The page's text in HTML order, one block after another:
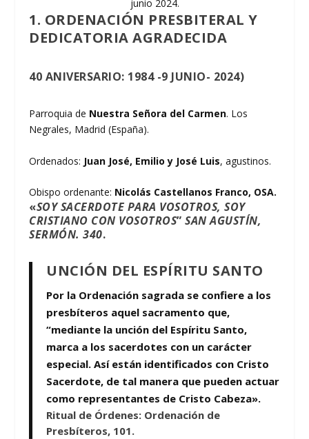
junio 2024.
1. ORDENACIÓN PRESBITERAL Y
DEDICATORIA AGRADECIDA
40 ANIVERSARIO: 1984 -9 JUNIO- 2024)
Parroquia de Nuestra Señora del Carmen. Los
Negrales, Madrid (España).
Ordenados: Juan José, Emilio y José Luis, agustinos.
Obispo ordenante: Nicolás Castellanos Franco, OSA.
«SOY SACERDOTE PARA VOSOTROS, SOY
CRISTIANO CON VOSOTROS”SAN AGUSTÍN,
SERMÓN. 340.
UNCIÓN DEL ESPÍRITU SANTO
Por la Ordenación sagrada se confiere a los
presbíteros aquel sacramento que,
“mediante la unción del Espíritu Santo,
marca a los sacerdotes con un carácter
especial. Así están identificados con Cristo
Sacerdote, de tal manera que pueden actuar
como representantes de Cristo Cabeza».
Ritual de Órdenes: Ordenación de
Presbíteros, 101.